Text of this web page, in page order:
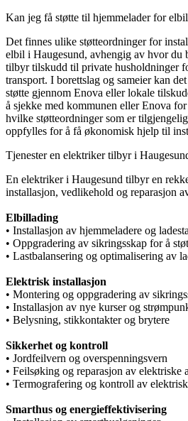
Kan jeg få støtte til hjemmelader for
Det finnes ulike støtteordninger for
elbil i Haugesund, avhengig av hvor du
tilbyr tilskudd til private husholdninger
transport. I borettslag og sameier kan
støtte gjennom Enova eller lokale
å sjekke med kommunen eller Enova
hvilke støtteordninger som er
oppfylles for å få økonomisk hjelp til
Tjenester en elektriker tilbyr i
En elektriker i Haugesund tilbyr en
installasjon, vedlikehold og reparasjon
Elbillading
• Installasjon av hjemmeladere og
• Oppgradering av sikringsskap for å
• Lastbalansering og optimalisering av
Elektrisk installasjon
• Montering og oppgradering av
• Installasjon av nye kurser og
• Belysning, stikkontakter og brytere
Sikkerhet og kontroll
• Jordfeilvern og overspenningsvern
• Feilsøking og reparasjon av elektriske
• Termografering og kontroll av
Smarthus og energieffektivisering